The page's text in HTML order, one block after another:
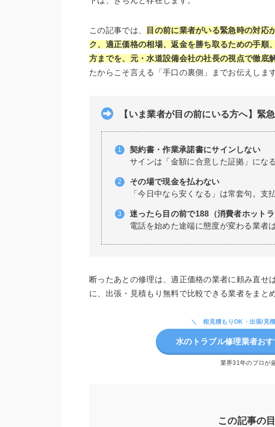
この記事では、
目の前に業者がいる緊急時の対応
ク、適正価格の相場、返金を勝ち取るための手順
方までを、元・水道設備会社の社長の視点で徹底
たからこそ言える「手口の裏側」までお伝えします
【いま業者が目の前にいる方へ】緊
契約書・作業承諾書にサインしない
サインは「金額に合意した証拠」になる
その場で現金を払わない
「今日中なら安くなる」は常套句。支
迷ったら目の前で188（消費者ホット
電話を始めた途端に態度が変わる業者
断ったあとの修理は、適正価格の業者に頼み直せ
に、出張・見積もり無料で比較できる業者をまと
相見積もりOK・出張/見
水のトラブル修理業者お
業界31年のプロが
この記事の